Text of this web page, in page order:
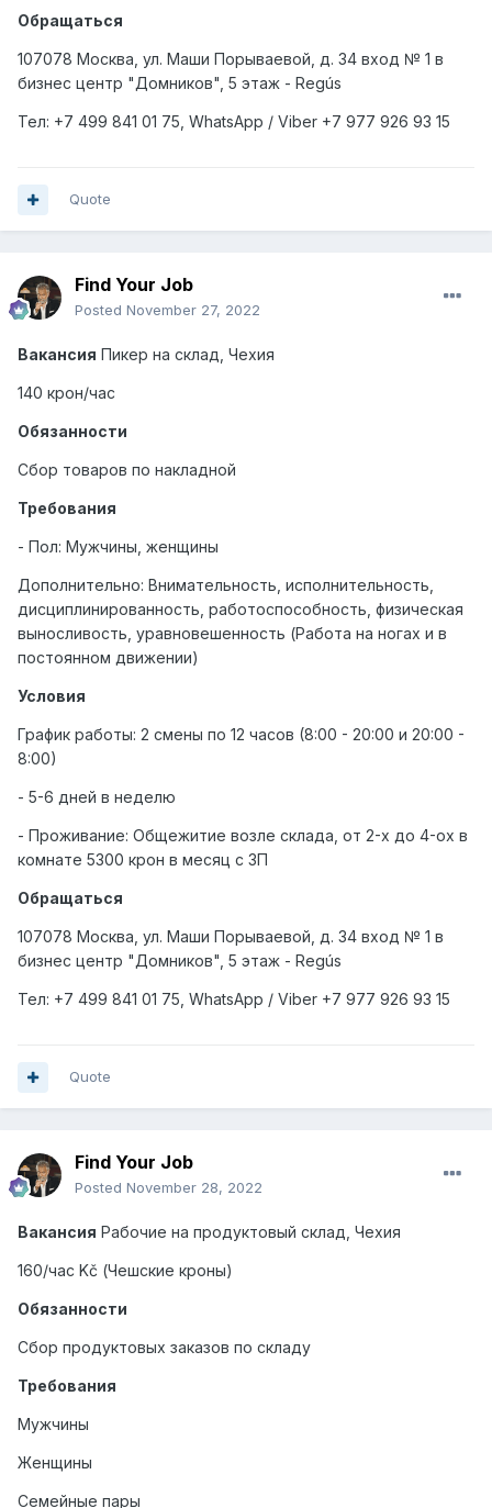
Обращаться
107078 Москва, ул. Маши Порываевой, д. 34 вход № 1 в
бизнес центр "Домников", 5 этаж - Regús
Тел: +7 499 841 01 75, WhatsApp / Viber +7 977 926 93 15
Quote
Find Your Job
Posted November 27, 2022
Вакансия Пикер на склад, Чехия
140 крон/час
Обязанности
Сбор товаров по накладной
Требования
- Пол: Мужчины, женщины
Дополнительно: Внимательность, исполнительность,
дисциплинированность, работоспособность, физическая
выносливость, уравновешенность (Работа на ногах и в
постоянном движении)
Условия
График работы: 2 смены по 12 часов (8:00 - 20:00 и 20:00 -
8:00)
- 5-6 дней в неделю
- Проживание: Общежитие возле склада, от 2-х до 4-ох в
комнате 5300 крон в месяц с ЗП
Обращаться
107078 Москва, ул. Маши Порываевой, д. 34 вход № 1 в
бизнес центр "Домников", 5 этаж - Regús
Тел: +7 499 841 01 75, WhatsApp / Viber +7 977 926 93 15
Quote
Find Your Job
Posted November 28, 2022
Вакансия Рабочие на продуктовый склад, Чехия
160/час Kč (Чешские кроны)
Обязанности
Сбор продуктовых заказов по складу
Требования
Мужчины
Женщины
Семейные пары